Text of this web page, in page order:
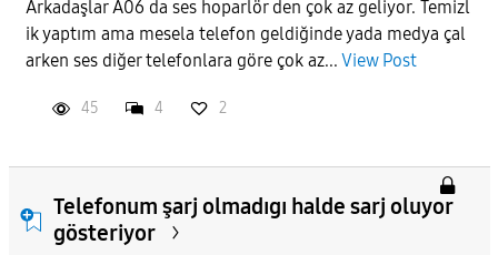
Arkadaşlar A06 da ses hoparlör den çok az geliyor. Temizl
ik yaptım ama mesela telefon geldiğinde yada medya çal
arken ses diğer telefonlara göre çok az... View Post
45 4 2
Telefonum şarj olmadıgı halde sarj oluyor
gösteriyor